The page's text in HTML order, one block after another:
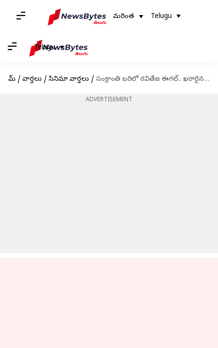
మరింత Telugu
Telugu
హోమ్ / వార్తలు / సినిమా వార్తలు / సంక్రాంతి బరిలో రవితేజ ఈగల్‌.. ఖరారైన ముహుర్తం
ADVERTISEMENT